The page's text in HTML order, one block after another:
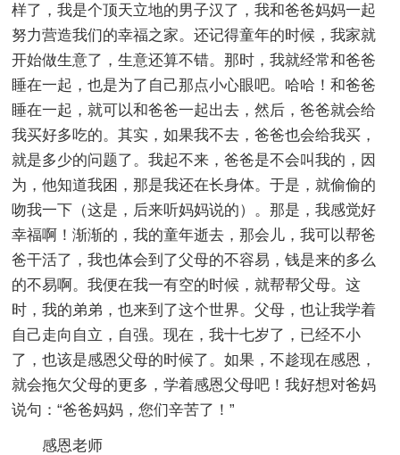
样了，我是个顶天立地的男子汉了，我和爸爸妈妈一起
努力营造我们的幸福之家。还记得童年的时候，我家就
开始做生意了，生意还算不错。那时，我就经常和爸爸
睡在一起，也是为了自己那点小心眼吧。哈哈！和爸爸
睡在一起，就可以和爸爸一起出去，然后，爸爸就会给
我买好多吃的。其实，如果我不去，爸爸也会给我买，
就是多少的问题了。我起不来，爸爸是不会叫我的，因
为，他知道我困，那是我还在长身体。于是，就偷偷的
吻我一下（这是，后来听妈妈说的）。那是，我感觉好
幸福啊！渐渐的，我的童年逝去，那会儿，我可以帮爸
爸干活了，我也体会到了父母的不容易，钱是来的多么
的不易啊。我便在我一有空的时候，就帮帮父母。这
时，我的弟弟，也来到了这个世界。父母，也让我学着
自己走向自立，自强。现在，我十七岁了，已经不小
了，也该是感恩父母的时候了。如果，不趁现在感恩，
就会拖欠父母的更多，学着感恩父母吧！我好想对爸妈
说句：“爸爸妈妈，您们辛苦了！”
感恩老师